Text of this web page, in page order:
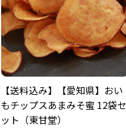
【送料込み】【愛知県】おい
もチップスあまみそ蜜 12袋セ
ット（東甘堂）